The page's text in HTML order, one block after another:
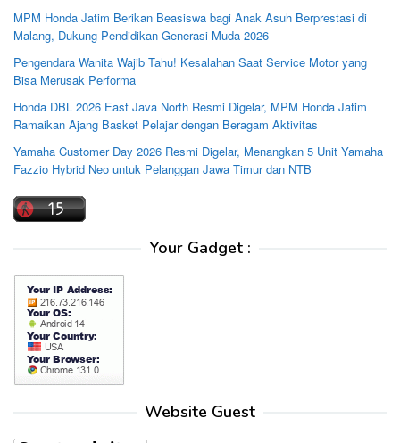
MPM Honda Jatim Berikan Beasiswa bagi Anak Asuh Berprestasi di
Malang, Dukung Pendidikan Generasi Muda 2026
Pengendara Wanita Wajib Tahu! Kesalahan Saat Service Motor yang
Bisa Merusak Performa
Honda DBL 2026 East Java North Resmi Digelar, MPM Honda Jatim
Ramaikan Ajang Basket Pelajar dengan Beragam Aktivitas
Yamaha Customer Day 2026 Resmi Digelar, Menangkan 5 Unit Yamaha
Fazzio Hybrid Neo untuk Pelanggan Jawa Timur dan NTB
Your Gadget :
Website Guest